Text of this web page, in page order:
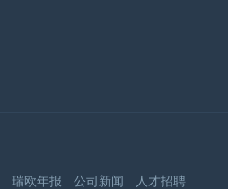
瑞欧年报 公司新闻 人才招聘